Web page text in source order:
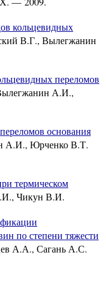
кольцевидных
В.Г., Вылегжанин
переломов
А.И.,
основания
А.И., Юрченко В.Т.
термическом
Чикун В.И.
по степени тяжести
А.А., Сагань А.С.